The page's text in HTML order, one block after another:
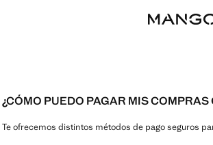
¿CÓMO PUEDO PAGAR MIS COMPRAS
Te ofrecemos distintos métodos de pago seguros